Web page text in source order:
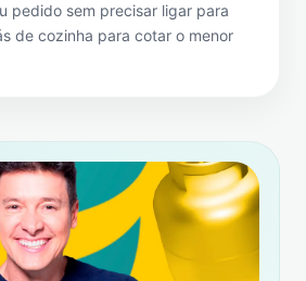
pedido sem precisar ligar para
de cozinha para cotar o menor